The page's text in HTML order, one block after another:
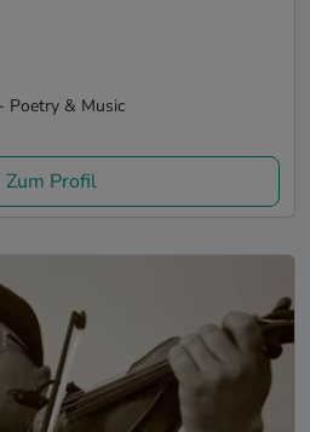
Poetry & Music
Zum Profil